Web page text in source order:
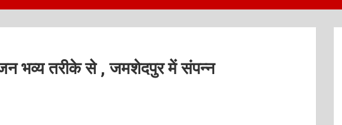
भव्य तरीके से , जमशेदपुर में संपन्न